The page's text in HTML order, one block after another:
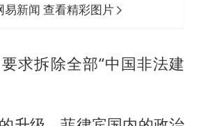
易新闻 查看精彩图片
求拆除全部“中国非法建